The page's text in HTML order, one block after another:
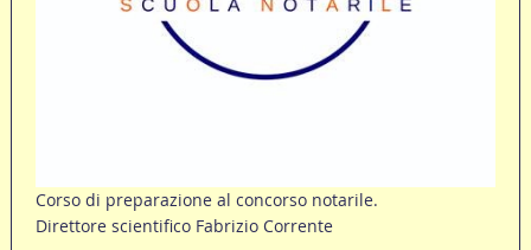
Corso di preparazione al concorso notarile.
Direttore scientifico Fabrizio Corrente